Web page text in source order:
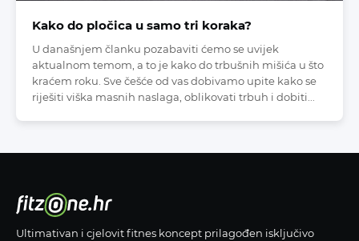
Kako do pločica u samo tri koraka?
U današnjem članku pozabaviti ćemo se uvijek
aktualnom temom, a to je kako do trbušnih mišića u što
kraćem roku. Sve češće od vas dobivamo upite kako se
riješiti viška masnih naslaga, oblikovati trbuh i dobiti...
Ultimativan i cjelovit fitnes koncept prilagođen isključivo